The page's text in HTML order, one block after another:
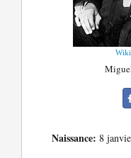
Naissance: 8